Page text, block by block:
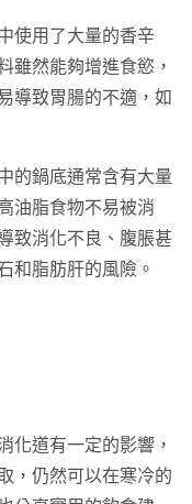
使用了大量的香辛
雖然能夠增進食慾，
導致胃腸的不適，如
的鍋底通常含有大量
油脂食物不易被消
致消化不良、腹脹甚
和脂肪肝的風險。
化道有一定的影響，
，仍然可以在寒冷的